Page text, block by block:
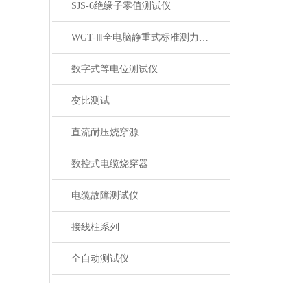
SJS-6绝缘子零值测试仪
WGT-Ⅲ全电脑静重式标准测力机（卧式）
数字式等电位测试仪
变比测试
直流耐压烧穿源
数控式电缆烧穿器
电缆故障测试仪
接线柱系列
全自动测试仪